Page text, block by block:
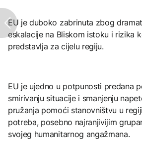
EU je duboko zabrinuta zbog
eskalacije na Bliskom istoku i rizika
predstavlja za cijelu regiju.
EU je ujedno u potpunosti predana
smirivanju situacije i smanjenju
pružanja pomoći stanovništvu u
potreba, posebno najranjivijim
svojeg humanitarnog angažmana.